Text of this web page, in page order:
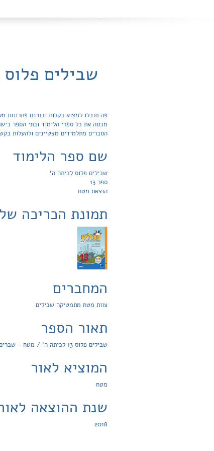
שבילים פלוס 13 לכיתה ה' / מטח - פתרונות ותשובות לשאלות
הסברים מתלמידים מצטיינים ולהעלות
שם ספר הלימוד
שבילים פלוס לכיתה ה'
ספר 13
הוצאת מטח
תמונת הכריכה
המחברים
צוות מטח מתמטיקה שבילים
תאור הספר
שבילים פלוס 13 לכיתה ה' / מטח - שברים חלק א, מספרים טבעיים חלק א, בעיות מילוליות רב שלביות
המוציא לאור
מטח
שנת ההוצאה
2018